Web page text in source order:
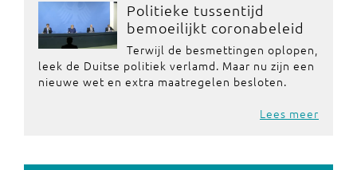
Politieke tussentijd
bemoeilijkt coronabeleid
Terwijl de besmettingen oplopen,
leek de Duitse politiek verlamd. Maar nu zijn een
nieuwe wet en extra maatregelen besloten.
Lees meer